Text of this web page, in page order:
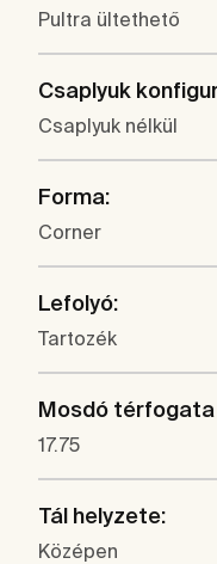
Pultra ültethető
Csaplyuk
Csaplyuk nélkül
Forma:
Corner
Lefolyó:
Tartozék
Mosdó térfogata
17.75
Tál helyzete:
Középen